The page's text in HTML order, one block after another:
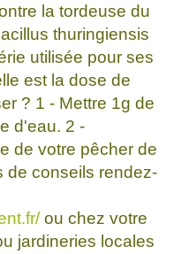
la tordeuse du
thuringiensis
utilisée pour ses
est la dose de
? 1 - Mettre 1g de
d'eau. 2 -
de votre pêcher de
de conseils rendez-
ou chez votre
jardineries locales